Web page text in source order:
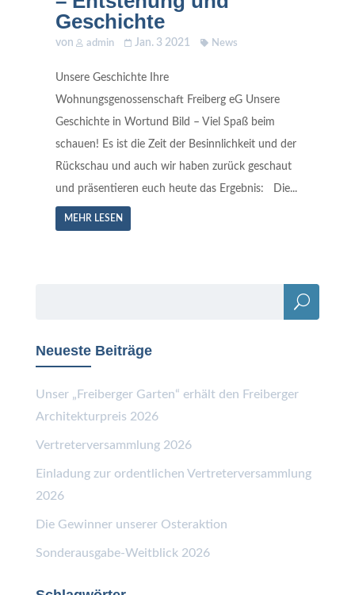
Geschichte
von admin Jan. 3 2021 News
Unsere Geschichte Ihre
Wohnungsgenossenschaft Freiberg eG Unsere
Geschichte in Wortund Bild – Viel Spaß beim
schauen! Es ist die Zeit der Besinnlichkeit und der
Rückschau und auch wir haben zurück geschaut
und präsentieren euch heute das Ergebnis: Die...
MEHR LESEN
Neueste Beiträge
Unser „Freiberger Garten“ erhält den Freiberger
Architekturpreis 2026
Vertreterversammlung 2026
Einladung zur ordentlichen Vertreterversammlung
2026
Die Gewinner unserer Osteraktion
Sonderausgabe-Weitblick 2026